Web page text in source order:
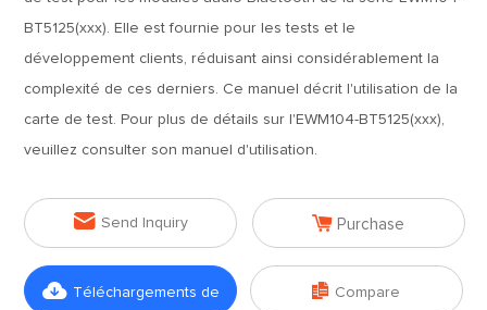
BT5125(xxx). Elle est fournie pour les tests et le
développement clients, réduisant ainsi considérablement la
complexité de ces derniers. Ce manuel décrit l'utilisation de la
carte de test. Pour plus de détails sur l'EWM104-BT5125(xxx),
veuillez consulter son manuel d'utilisation.
 Send Inquiry  Purchase
 Téléchargements de  Compare